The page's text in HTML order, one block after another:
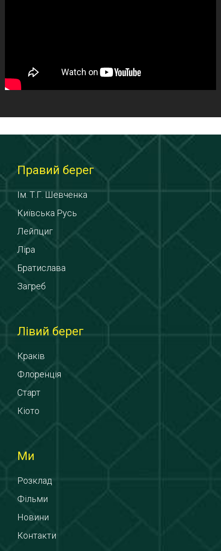
Правий берег
Ім. Т.Г. Шевченка
Київська Русь
Лейпциг
Ліра
Братислава
Загреб
Лівий берег
Краків
Флоренція
Старт
Кіото
Ми
Розклад
Фільми
Новини
Контакти